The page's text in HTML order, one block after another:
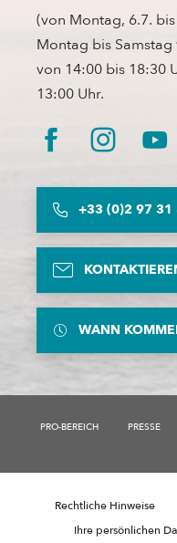
(von Montag, 6.7.
Montag bis
von 14:00 bis 18:30
13:00 Uhr.
+33 (0)2 97 31
WANN
PRO-BEREICH PRESSE
Rechtliche Hinweise
Ihre persönlichen